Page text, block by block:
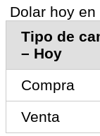
Dolar hoy
Tipo de
– Hoy
Compra
Venta